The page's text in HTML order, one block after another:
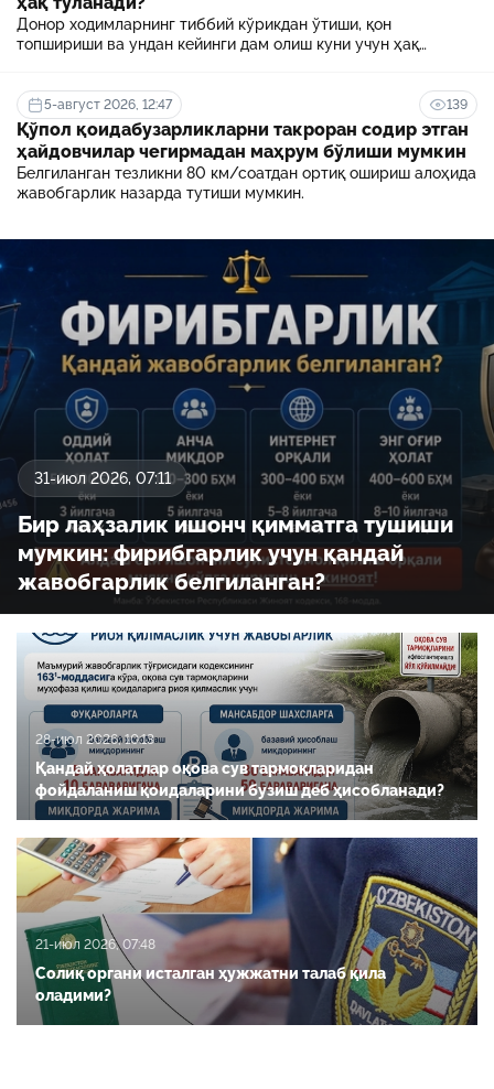
Донор ходимларнинг тиббий кўрикдан ўтиши, қон
топшириши ва ундан кейинги дам олиш куни учун ҳақ
5-август 2026, 12:47 139
Қўпол қоидабузарликларни такроран содир этган
ҳайдовчилар чегирмадан маҳрум бўлиши мумкин
Белгиланган тезликни 80 км/соатдан ортиқ ошириш алоҳида
жавобгарлик назарда тутиши мумкин.
31-июл 2026, 07:11
Бир лаҳзалик ишонч қимматга тушиши
мумкин: фирибгарлик учун қандай
жавобгарлик белгиланган?
28-июл 2026, 10:13
Қандай ҳолатлар оқова сув тармоқларидан
фойдаланиш қоидаларини бузиш деб ҳисобланади?
21-июл 2026, 07:48
Солиқ органи исталган ҳужжатни талаб қила
оладими?